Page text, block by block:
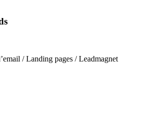
/ Landing pages / Leadmagnet